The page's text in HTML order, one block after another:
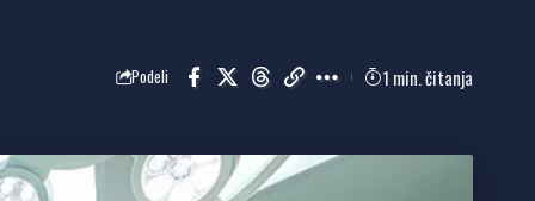
Podeli 1 min. čitanja